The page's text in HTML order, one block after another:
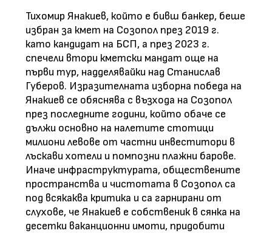
Тихомир Янакиев, който е бивш банкер, беше
избран за кмет на Созопол през 2019 г.
като кандидат на БСП, а през 2023 г.
спечели втори кметски мандат още на
първи тур, надделявайки над Станислав
Губеров. Изразителната изборна победа на
Янакиев се обяснява с възхода на Созопол
през последните години, който обаче се
дължи основно на налетите стотици
милиони левове от частни инвеститори в
лъскави хотели и помпозни плажни барове.
Иначе инфраструктурата, обществените
пространства и чистотата в Созопол са
под всякаква критика и са гарнирани от
слухове, че Янакиев е собственик в сянка на
десетки ваканционни имоти, придобити